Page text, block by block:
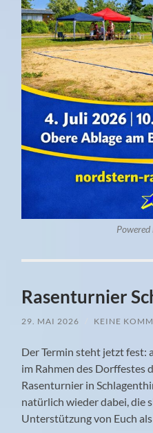
Rasenturnier
29. MAI 2026 KEINE
Der Termin steht jetzt fest:
im Rahmen des Dorffestes
Rasenturnier in
natürlich wieder dabei, die
Unterstützung von Euch